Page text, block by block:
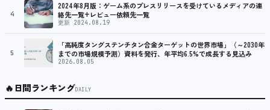
4
2024年8月版：ゲーム系のプレスリリースを受けているメディアの連
絡先一覧+レビュー依頼先一覧
更新 2024.08.19
5
「高純度タングステンチタン合金ターゲットの世界市場」（～2030年
までの市場規模予測）資料を発行、年平均6.5%で成長する見込み
2026.08.05
🔥日間ランキングDAILY